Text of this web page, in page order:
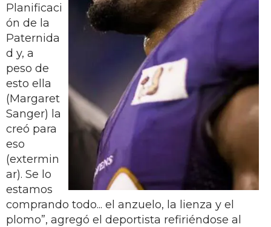
Planificaci
ón de la
Paternida
d y, a
peso de
esto ella
(Margaret
Sanger) la
creó para
eso
(extermin
ar). Se lo
estamos
comprando todo... el anzuelo, la lienza y el
plomo”, agregó el deportista refiriéndose al